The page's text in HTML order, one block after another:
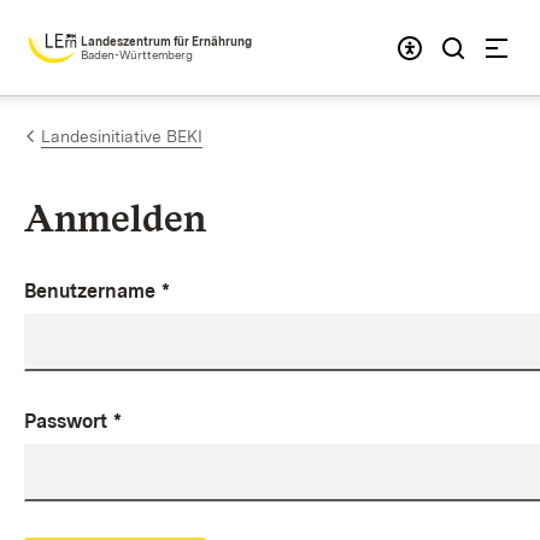
Zum Inhalt springen
Landeszentrum für Ernährung
Baden-Württemberg
Landesinitiative BEKI
Anmelden
Benutzername *
Passwort *